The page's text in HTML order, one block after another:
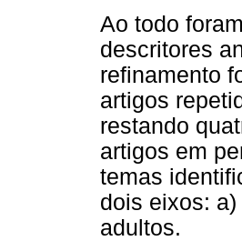
Ao todo
descritores
refinamento
artigos
restando
artigos em
temas
dois eixos:
adultos.